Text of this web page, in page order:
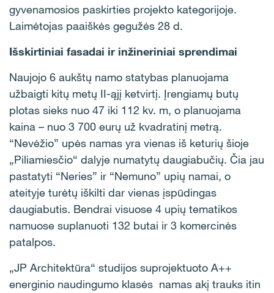
gyvenamosios paskirties projekto kategorijoje.
Laimėtojas paaiškės gegužės 28 d.
Išskirtiniai fasadai ir inžineriniai sprendimai
Naujojo 6 aukštų namo statybas planuojama
užbaigti kitų metų II-ąjį ketvirtį. Įrengiamų butų
plotas sieks nuo 47 iki 112 kv. m, o planuojama
kaina – nuo 3 700 eurų už kvadratinį metrą.
“Nevėžio” upės namas yra vienas iš keturių šioje
„Piliamiesčio“ dalyje numatytų daugiabučių. Čia jau
pastatyti “Neries” ir “Nemuno” upių namai, o
ateityje turėtų iškilti dar vienas įspūdingas
daugiabutis. Bendrai visuose 4 upių tematikos
namuose suplanuoti 132 butai ir 3 komercinės
patalpos.
„JP Architektūra“ studijos suprojektuoto A++
energinio naudingumo klasės namas akį trauks itin